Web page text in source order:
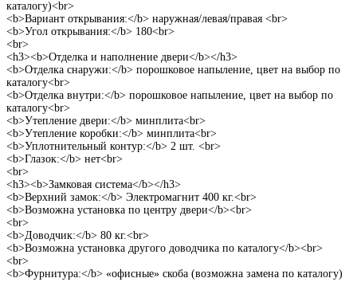
каталогу)<br>
<b>Вариант открывания:</b> наружная/левая/правая <br>
<b>Угол открывания:</b> 180<br>
<br>
<h3><b>Отделка и наполнение двери</b></h3>
<b>Отделка снаружи:</b> порошковое напыление, цвет на выбор по
каталогу<br>
<b>Отделка внутри:</b> порошковое напыление, цвет на выбор по
каталогу<br>
<b>Утепление двери:</b> минплита<br>
<b>Утепление коробки:</b> минплита<br>
<b>Уплотнительный контур:</b> 2 шт. <br>
<b>Глазок:</b> нет<br>
<br>
<h3><b>Замковая система</b></h3>
<b>Верхний замок:</b> Электромагнит 400 кг.<br>
<b>Возможна установка по центру двери</b><br>
<br>
<b>Доводчик:</b> 80 кг.<br>
<b>Возможна установка другого доводчика по каталогу</b><br>
<br>
<b>Фурнитура:</b> «офисные» скоба (возможна замена по каталогу)